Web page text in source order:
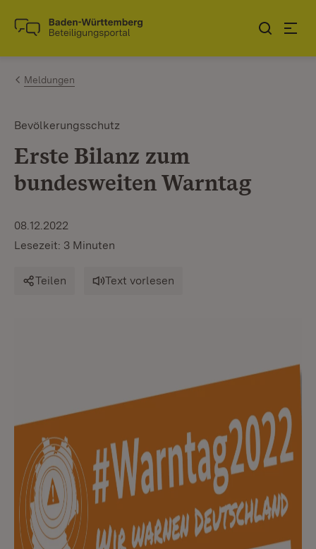
Zum Inhalt springen
Link zur Startseite
Meldungen
Bevölkerungsschutz
Erste Bilanz zum
bundesweiten Warntag
08.12.2022
Lesezeit: 3 Minuten
Teilen Text vorlesen